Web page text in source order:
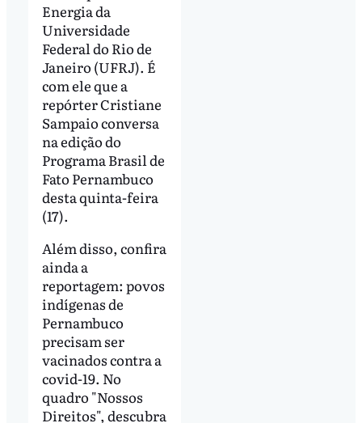
Energia da
Universidade
Federal do Rio de
Janeiro (UFRJ). É
com ele que a
repórter Cristiane
Sampaio conversa
na edição do
Programa Brasil de
Fato Pernambuco
desta quinta-feira
(17).
Além disso, confira
ainda a
reportagem: povos
indígenas de
Pernambuco
precisam ser
vacinados contra a
covid-19. No
quadro "Nossos
Direitos", descubra